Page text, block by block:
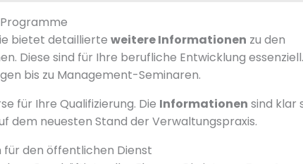
bietet detaillierte weitere Informationen zu den
Diese sind für Ihre berufliche Entwicklung
bis zu Management-Seminaren.
für Ihre Qualifizierung. Die Informationen sind klar
dem neuesten Stand der Verwaltungspraxis.
für den öffentlichen Dienst